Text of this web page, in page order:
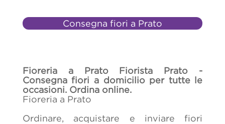
Consegna fiori a Prato
Fioreria a Prato Fiorista Prato -
Consegna fiori a domicilio per tutte le
occasioni. Ordina online.
Fioreria a Prato
Ordinare, acquistare e inviare fiori